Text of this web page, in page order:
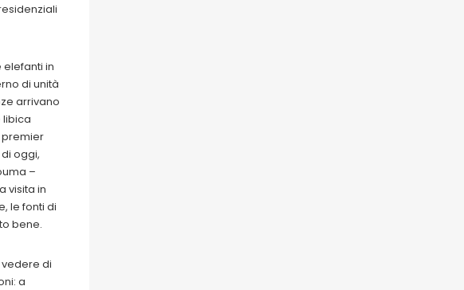
elefanti in
di unità
arrivano
libica
premier
oggi,
–
visita in
le fonti di
bene.
di
a